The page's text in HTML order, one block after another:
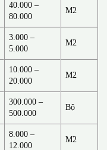
40.000 –
80.000
M2
3.000 –
5.000
M2
10.000 –
20.000
M2
300.000 –
500.000
Bộ
8.000 –
12.000
M2